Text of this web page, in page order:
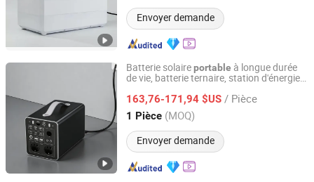
Envoyer demande
Batterie solaireportable à longue durée
de vie, batterie ternaire, station d'énergie
163,76-171,94 $US / Pièce
1 Pièce (MOQ)
Envoyer demande
Ningbo GLGW New Energy Co., Ltd
Zhejiang, China Depuis 2025